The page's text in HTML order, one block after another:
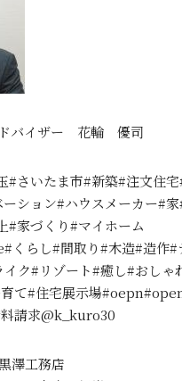
ドバイザー 花輪 優司
#さいたま市#新築#注文住
ーション#ハウスメーカー#
#家づくり#マイホーム
らし#間取り#木造#造作#
ク#リゾート#癒し#おしゃ
て#住宅展示場
請求@k_kuro30
澤工務店